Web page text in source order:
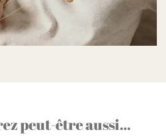
peut-être aussi...